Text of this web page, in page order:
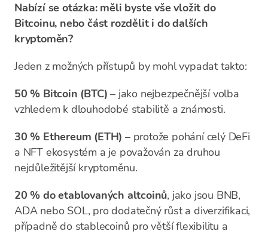
Nabízí se otázka: měli byste vše vložit do
Bitcoinu, nebo část rozdělit i do dalších
kryptoměn?
Jeden z možných přístupů by mohl vypadat takto:
50 % Bitcoin (BTC) – jako nejbezpečnější volba
vzhledem k dlouhodobé stabilitě a známosti.
30 % Ethereum (ETH) – protože pohání celý DeFi
a NFT ekosystém a je považován za druhou
nejdůležitější kryptoměnu.
20 % do etablovaných altcoinů, jako jsou BNB,
ADA nebo SOL, pro dodatečný růst a diverzifikaci,
případně do stablecoinů pro větší flexibilitu a